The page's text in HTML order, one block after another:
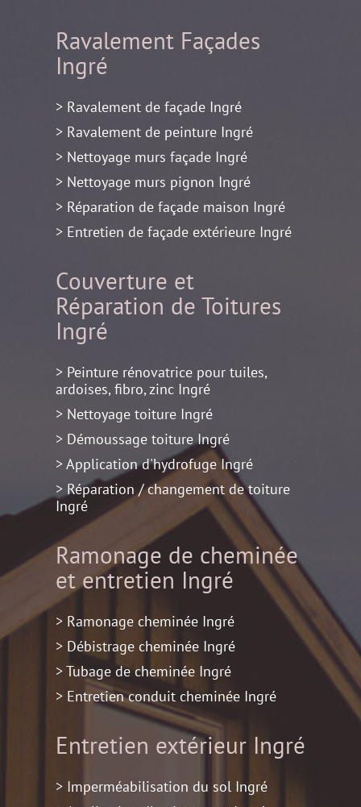
Ravalement Façades
Ingré
> Ravalement de façade Ingré
> Ravalement de peinture Ingré
> Nettoyage murs façade Ingré
> Nettoyage murs pignon Ingré
> Réparation de façade maison Ingré
> Entretien de façade extérieure Ingré
Couverture et
Réparation de Toitures
Ingré
> Peinture rénovatrice pour tuiles,
ardoises, fibro, zinc Ingré
> Nettoyage toiture Ingré
> Démoussage toiture Ingré
> Application d'hydrofuge Ingré
> Réparation / changement de toiture
Ingré
Ramonage de cheminée
et entretien Ingré
> Ramonage cheminée Ingré
> Débistrage cheminée Ingré
> Tubage de cheminée Ingré
> Entretien conduit cheminée Ingré
Entretien extérieur Ingré
> Imperméabilisation du sol Ingré